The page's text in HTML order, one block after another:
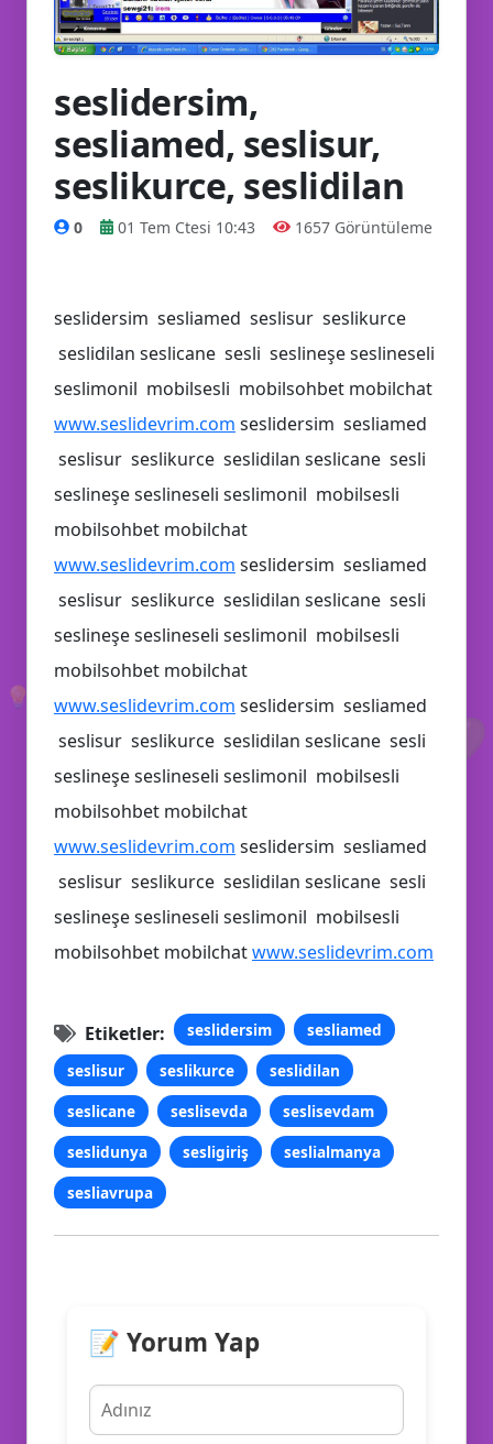
🤩
✉️
🔥
💚
💡
😜
💡
seslidersim,
sesliamed, seslisur,
seslikurce, seslidilan
0 01 Tem Ctesi 10:43 1657 Görüntüleme
seslidersim sesliamed seslisur seslikurce
seslidilan seslicane sesli seslineşe seslineseli
seslimonil mobilsesli mobilsohbet mobilchat
www.seslidevrim.com seslidersim sesliamed
seslisur seslikurce seslidilan seslicane sesli
seslineşe seslineseli seslimonil mobilsesli
mobilsohbet mobilchat
www.seslidevrim.com seslidersim sesliamed
seslisur seslikurce seslidilan seslicane sesli
seslineşe seslineseli seslimonil mobilsesli
mobilsohbet mobilchat
www.seslidevrim.com seslidersim sesliamed
seslisur seslikurce seslidilan seslicane sesli
seslineşe seslineseli seslimonil mobilsesli
mobilsohbet mobilchat
www.seslidevrim.com seslidersim sesliamed
seslisur seslikurce seslidilan seslicane sesli
seslineşe seslineseli seslimonil mobilsesli
mobilsohbet mobilchatwww.seslidevrim.com
Etiketler: seslidersim
sesliamed
seslisur
seslikurce
seslidilan
seslicane
seslisevda
seslisevdam
seslidunya
sesligiriş
seslialmanya
sesliavrupa
📝 Yorum Yap